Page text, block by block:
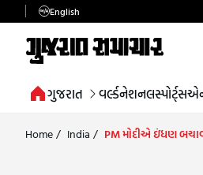
English
ગુજરાત વર્લ્ડનેશનલસ્પોર્ટ્સ
Home/ India / PM મોદીએ ઇંધણ